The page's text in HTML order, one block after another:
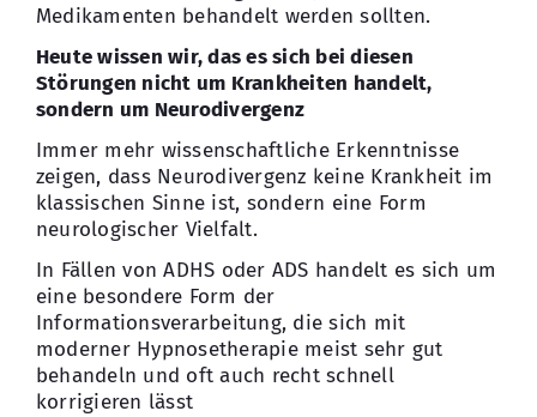
Medikamenten behandelt werden sollten.
Heute wissen wir, das es sich bei diesen
Störungen nicht um Krankheiten handelt,
sondern um Neurodivergenz
Immer mehr wissenschaftliche Erkenntnisse
zeigen, dass Neurodivergenz keine Krankheit im
klassischen Sinne ist, sondern eine Form
neurologischer Vielfalt.
In Fällen von ADHS oder ADS handelt es sich um
eine besondere Form der
Informationsverarbeitung, die sich mit
moderner Hypnosetherapie meist sehr gut
behandeln und oft auch recht schnell
korrigieren lässt